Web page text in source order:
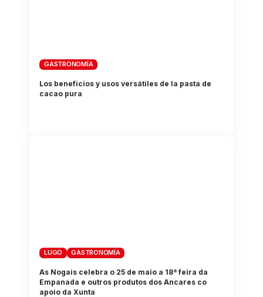
GASTRONOMÍA
Los beneficios y usos versátiles de la pasta de
cacao pura
LUGO GASTRONOMÍA
As Nogais celebra o 25 de maio a 18ª feira da
Empanada e outros produtos dos Ancares co
apoio da Xunta